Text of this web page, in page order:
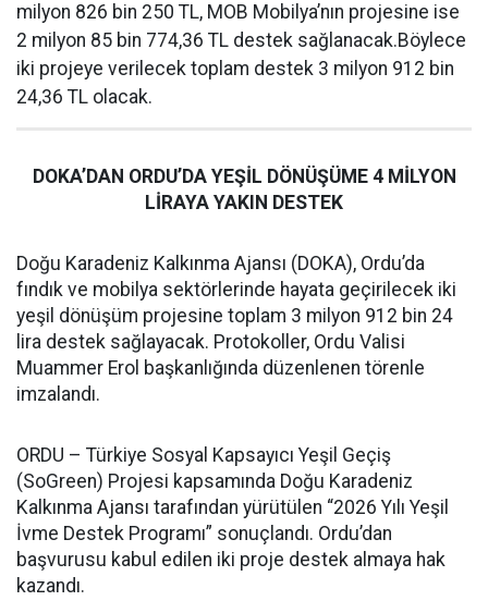
milyon 826 bin 250 TL, MOB Mobilya’nın projesine ise
2 milyon 85 bin 774,36 TL destek sağlanacak.Böylece
iki projeye verilecek toplam destek 3 milyon 912 bin
24,36 TL olacak.
DOKA’DAN ORDU’DA YEŞİL DÖNÜŞÜME 4 MİLYON
LİRAYA YAKIN DESTEK
Doğu Karadeniz Kalkınma Ajansı (DOKA), Ordu’da
fındık ve mobilya sektörlerinde hayata geçirilecek iki
yeşil dönüşüm projesine toplam 3 milyon 912 bin 24
lira destek sağlayacak. Protokoller, Ordu Valisi
Muammer Erol başkanlığında düzenlenen törenle
imzalandı.
ORDU – Türkiye Sosyal Kapsayıcı Yeşil Geçiş
(SoGreen) Projesi kapsamında Doğu Karadeniz
Kalkınma Ajansı tarafından yürütülen “2026 Yılı Yeşil
İvme Destek Programı” sonuçlandı. Ordu’dan
başvurusu kabul edilen iki proje destek almaya hak
kazandı.